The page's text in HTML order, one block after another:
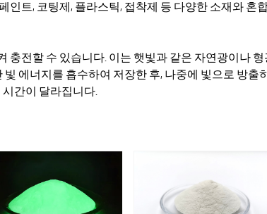
인트, 코팅제, 플라스틱, 접착제 등 다양한 소재와 혼
충전할 수 있습니다. 이는 햇빛과 같은 자연광이나 형
에너지를 흡수하여 저장한 후, 나중에 빛으로 방출
간이 달라집니다.